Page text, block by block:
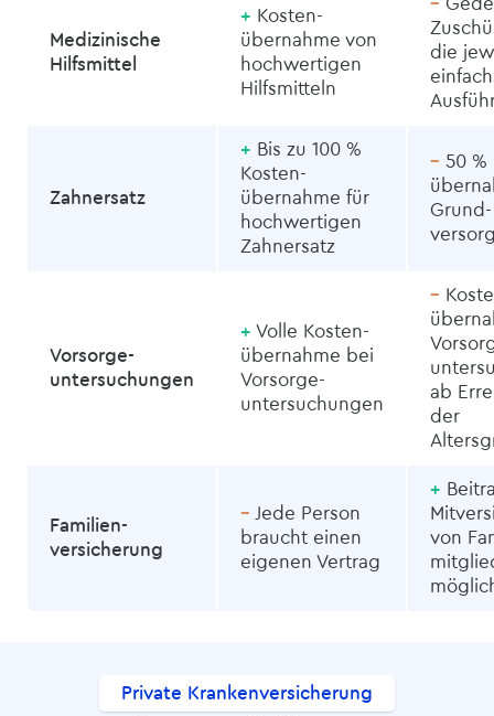
Medizinische
Hilfsmittel
+ Kosten­
übernahme von
hochwertigen
Hilfsmitteln
–
die
Zahnersatz
+ Bis zu 100 %
Kosten­
übernahme für
hochwertigen
Zahnersatz
– 50
Grund­
Vorsorge­
untersuchungen
+ Volle Kosten­
übernahme bei
Vorsorge­
untersuchungen
–
ab
der
Familien­­
versicherung
– Jede Person
braucht einen
eigenen Vertrag
+
von
Private Kranken­versicherung